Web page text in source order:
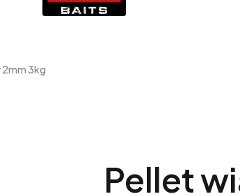
2mm 3kg
Pellet